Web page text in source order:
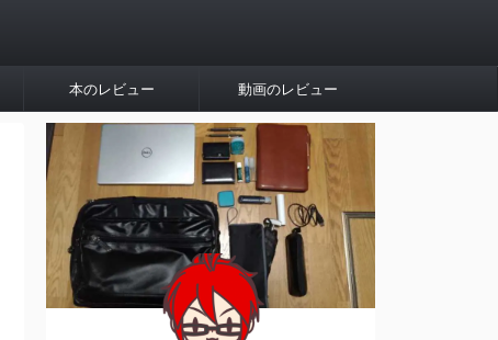
本のレビュー 動画のレビュー